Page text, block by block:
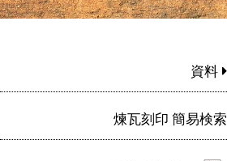
資料
煉瓦刻印 簡易検索